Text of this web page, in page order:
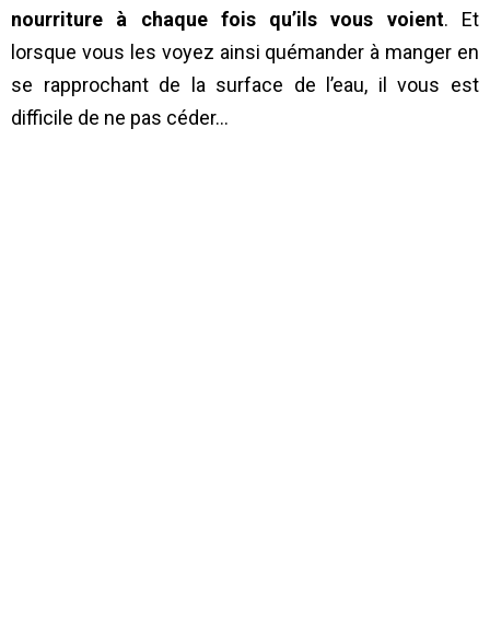
nourriture à chaque fois qu’ils vous voient. Et
lorsque vous les voyez ainsi quémander à manger en
se rapprochant de la surface de l’eau, il vous est
difficile de ne pas céder…